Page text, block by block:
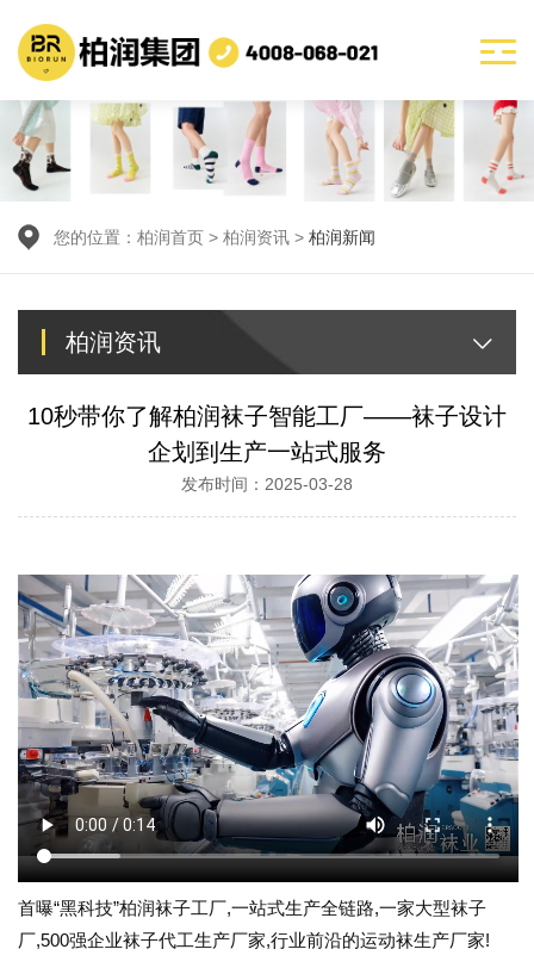
您的位置： 柏润首页 > 柏润资讯 > 柏润新闻
柏润资讯
10秒带你了解柏润袜子智能工厂——袜子设计
企划到生产一站式服务
发布时间：2025-03-28
首曝“黑科技”柏润袜子工厂,一站式生产全链路,一家大型袜子
厂,500强企业袜子代工生产厂家,行业前沿的运动袜生产厂家!